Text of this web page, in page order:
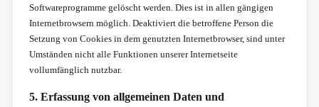
Softwareprogramme gelöscht werden. Dies ist in allen gängigen
Internetbrowsern möglich. Deaktiviert die betroffene Person die
Setzung von Cookies in dem genutzten Internetbrowser, sind unter
Umständen nicht alle Funktionen unserer Internetseite
vollumfänglich nutzbar.
5. Erfassung von allgemeinen Daten und